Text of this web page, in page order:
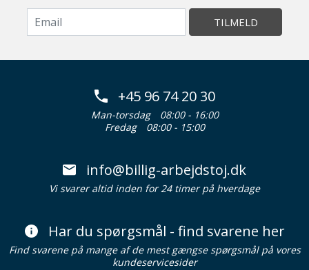
TILMELD
+45 96 74 20 30
Man-torsdag
08:00 - 16:00
Fredag
08:00 - 15:00
info@billig-arbejdstoj.dk
Vi svarer altid inden for 24 timer på hverdage
Har du spørgsmål - find svarene her
Find svarene på mange af de mest gængse spørgsmål på vores
kundeservicesider